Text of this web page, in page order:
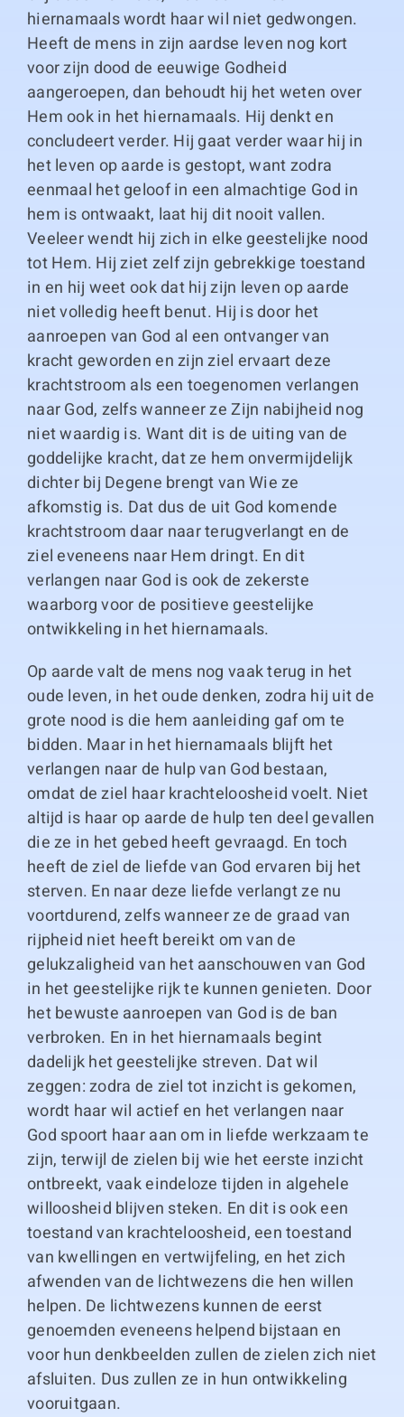
hiernamaals wordt haar wil niet gedwongen.
Heeft de mens in zijn aardse leven nog kort
voor zijn dood de eeuwige Godheid
aangeroepen, dan behoudt hij het weten over
Hem ook in het hiernamaals. Hij denkt en
concludeert verder. Hij gaat verder waar hij in
het leven op aarde is gestopt, want zodra
eenmaal het geloof in een almachtige God in
hem is ontwaakt, laat hij dit nooit vallen.
Veeleer wendt hij zich in elke geestelijke nood
tot Hem. Hij ziet zelf zijn gebrekkige toestand
in en hij weet ook dat hij zijn leven op aarde
niet volledig heeft benut. Hij is door het
aanroepen van God al een ontvanger van
kracht geworden en zijn ziel ervaart deze
krachtstroom als een toegenomen verlangen
naar God, zelfs wanneer ze Zijn nabijheid nog
niet waardig is. Want dit is de uiting van de
goddelijke kracht, dat ze hem onvermijdelijk
dichter bij Degene brengt van Wie ze
afkomstig is. Dat dus de uit God komende
krachtstroom daar naar terugverlangt en de
ziel eveneens naar Hem dringt. En dit
verlangen naar God is ook de zekerste
waarborg voor de positieve geestelijke
ontwikkeling in het hiernamaals.
Op aarde valt de mens nog vaak terug in het
oude leven, in het oude denken, zodra hij uit de
grote nood is die hem aanleiding gaf om te
bidden. Maar in het hiernamaals blijft het
verlangen naar de hulp van God bestaan,
omdat de ziel haar krachteloosheid voelt. Niet
altijd is haar op aarde de hulp ten deel gevallen
die ze in het gebed heeft gevraagd. En toch
heeft de ziel de liefde van God ervaren bij het
sterven. En naar deze liefde verlangt ze nu
voortdurend, zelfs wanneer ze de graad van
rijpheid niet heeft bereikt om van de
gelukzaligheid van het aanschouwen van God
in het geestelijke rijk te kunnen genieten. Door
het bewuste aanroepen van God is de ban
verbroken. En in het hiernamaals begint
dadelijk het geestelijke streven. Dat wil
zeggen: zodra de ziel tot inzicht is gekomen,
wordt haar wil actief en het verlangen naar
God spoort haar aan om in liefde werkzaam te
zijn, terwijl de zielen bij wie het eerste inzicht
ontbreekt, vaak eindeloze tijden in algehele
willoosheid blijven steken. En dit is ook een
toestand van krachteloosheid, een toestand
van kwellingen en vertwijfeling, en het zich
afwenden van de lichtwezens die hen willen
helpen. De lichtwezens kunnen de eerst
genoemden eveneens helpend bijstaan en
voor hun denkbeelden zullen de zielen zich niet
afsluiten. Dus zullen ze in hun ontwikkeling
vooruitgaan.